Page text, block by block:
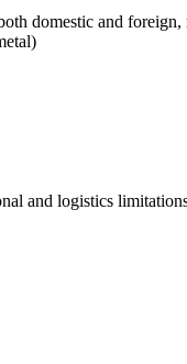
domestic and
and logistics